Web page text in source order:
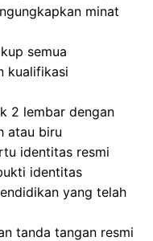
minat
semua
kualifikasi
2 lembar dengan
atau biru
identitas resmi
identitas
yang telah
tanda tangan resmi